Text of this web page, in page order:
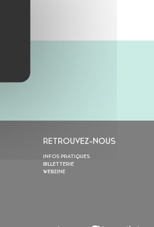
RETROUVEZ-NOUS
INFOS PRATIQUES
BILLETTERIE
WEBZINE